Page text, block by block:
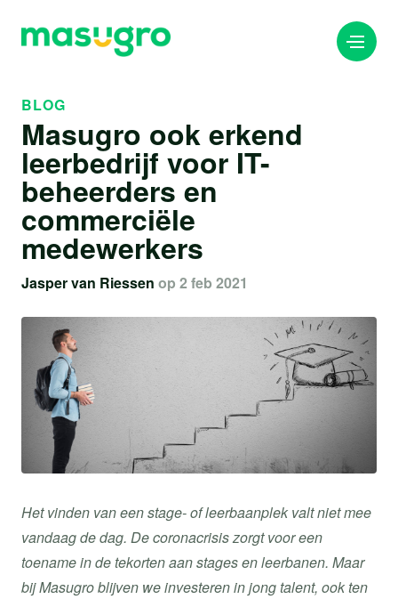
info@masugro.nl
088 040 8200
BLOG
Masugro ook erkend
leerbedrijf voor IT-
beheerders en
commerciële
medewerkers
Jasper van Riessen op 2 feb 2021
Het vinden van een stage- of leerbaanplek valt niet mee
vandaag de dag. De coronacrisis zorgt voor een
toename in de tekorten aan stages en leerbanen. Maar
bij Masugro blijven we investeren in jong talent, ook ten